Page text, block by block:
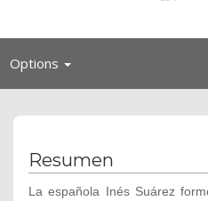
Options Toggle
Resumen
La española Inés Suárez